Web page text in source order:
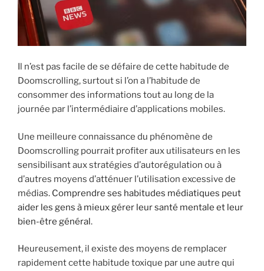
Il n’est pas facile de se défaire de cette habitude de
Doomscrolling, surtout si l’on a l’habitude de
consommer des informations tout au long de la
journée par l’intermédiaire d’applications mobiles.
Une meilleure connaissance du phénomène de
Doomscrolling pourrait profiter aux utilisateurs en les
sensibilisant aux stratégies d’autorégulation ou à
d’autres moyens d’atténuer l’utilisation excessive de
médias. Comprendre ses habitudes médiatiques peut
aider les gens à mieux gérer leur santé mentale et leur
bien-être général.
Heureusement, il existe des moyens de remplacer
rapidement cette habitude toxique par une autre qui